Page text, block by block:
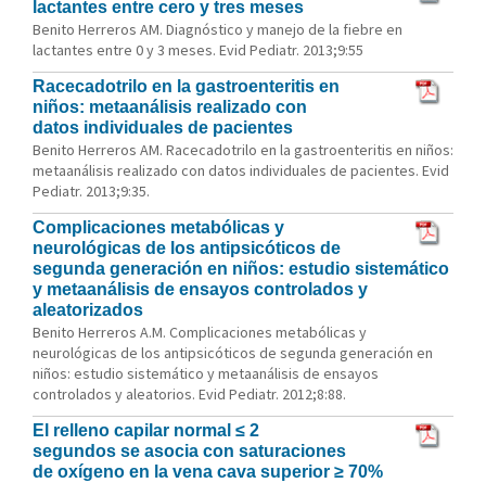
lactantes entre cero y tres meses
Benito Herreros AM. Diagnóstico y manejo de la fiebre en
lactantes entre 0 y 3 meses. Evid Pediatr. 2013;9:55
Racecadotrilo en la gastroenteritis en
niños: metaanálisis realizado con
datos individuales de pacientes
Benito Herreros AM. Racecadotrilo en la gastroenteritis en niños:
metaanálisis realizado con datos individuales de pacientes. Evid
Pediatr. 2013;9:35.
Complicaciones metabólicas y
neurológicas de los antipsicóticos de
segunda generación en niños: estudio sistemático
y metaanálisis de ensayos controlados y
aleatorizados
Benito Herreros A.M. Complicaciones metabólicas y
neurológicas de los antipsicóticos de segunda generación en
niños: estudio sistemático y metaanálisis de ensayos
controlados y aleatorios. Evid Pediatr. 2012;8:88.
El relleno capilar normal ≤ 2
segundos se asocia con saturaciones
de oxígeno en la vena cava superior ≥ 70%